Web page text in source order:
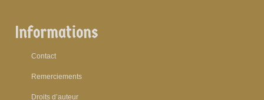
Informations
Contact
Remerciements
Droits d’auteur